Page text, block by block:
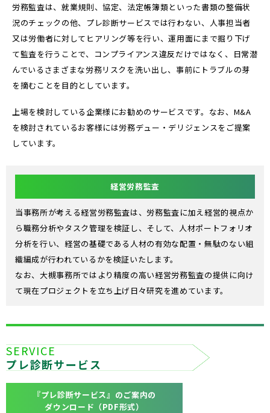
労務監査は、就業規則、協定、法定帳簿類といった書類の整備状
況のチェックの他、プレ診断サービスでは行わない、人事担当者
又は労働者に対してヒアリング等を行い、運用面にまで掘り下げ
て監査を行うことで、コンプライアンス違反だけではなく、日常潜
んでいるさまざまな労務リスクを洗い出し、事前にトラブルの芽
を摘むことを目的としています。
上場を検討している企業様にお勧めのサービスです。なお、M&A
を検討されているお客様には労務デュー・デリジェンスをご提案
しています。
経営労務監査
当事務所が考える経営労務監査は、労務監査に加え経営的視点か
ら職務分析やタスク管理を検証し、そして、人材ポートフォリオ
分析を行い、経営の基礎である人材の有効な配置・無駄のない組
織編成が行われているかを検証いたします。
なお、大槻事務所ではより精度の高い経営労務監査の提供に向け
て現在プロジェクトを立ち上げ日々研究を進めています。
SERVICE
プレ診断サービス
『プレ診断サービス』のご案内の
ダウンロード（PDF形式）